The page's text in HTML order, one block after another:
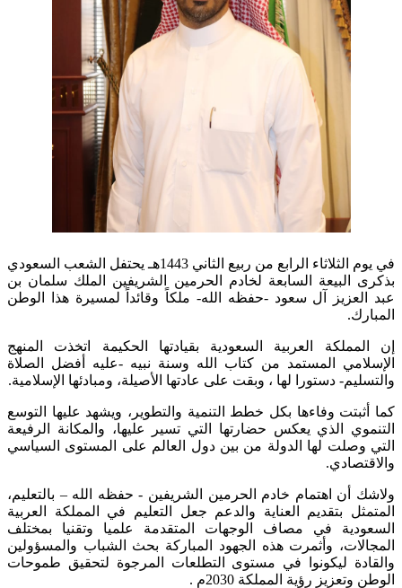
في يوم الثلاثاء الرابع من ربيع الثاني 1443هـ يحتفل الشعب السعودي
بذكرى البيعة السابعة لخادم الحرمين الشريفين الملك سلمان بن
عبد العزيز آل سعود -حفظه الله- ملكاً وقائداً لمسيرة هذا الوطن
المبارك.
إن المملكة العربية السعودية بقيادتها الحكيمة اتخذت المنهج
الإسلامي المستمد من كتاب الله وسنة نبيه -عليه أفضل الصلاة
والتسليم- دستورا لها ، وبقت على عادتها الأصيلة، ومبادئها الإسلامية.
كما أثبتت وفاءها بكل خطط التنمية والتطوير، ويشهد عليها التوسع
التنموي الذي يعكس حضارتها التي تسير عليها، والمكانة الرفيعة
التي وصلت لها الدولة من بين دول العالم على المستوى السياسي
والاقتصادي.
ولاشك أن اهتمام خادم الحرمين الشريفين - حفظه الله – بالتعليم،
المتمثل بتقديم العناية والدعم جعل التعليم في المملكة العربية
السعودية في مصاف الوجهات المتقدمة علميا وتقنيا بمختلف
المجالات، وأثمرت هذه الجهود المباركة بحث الشباب والمسؤولين
والقادة ليكونوا في مستوى التطلعات المرجوة لتحقيق طموحات
الوطن وتعزيز رؤية المملكة 2030م .